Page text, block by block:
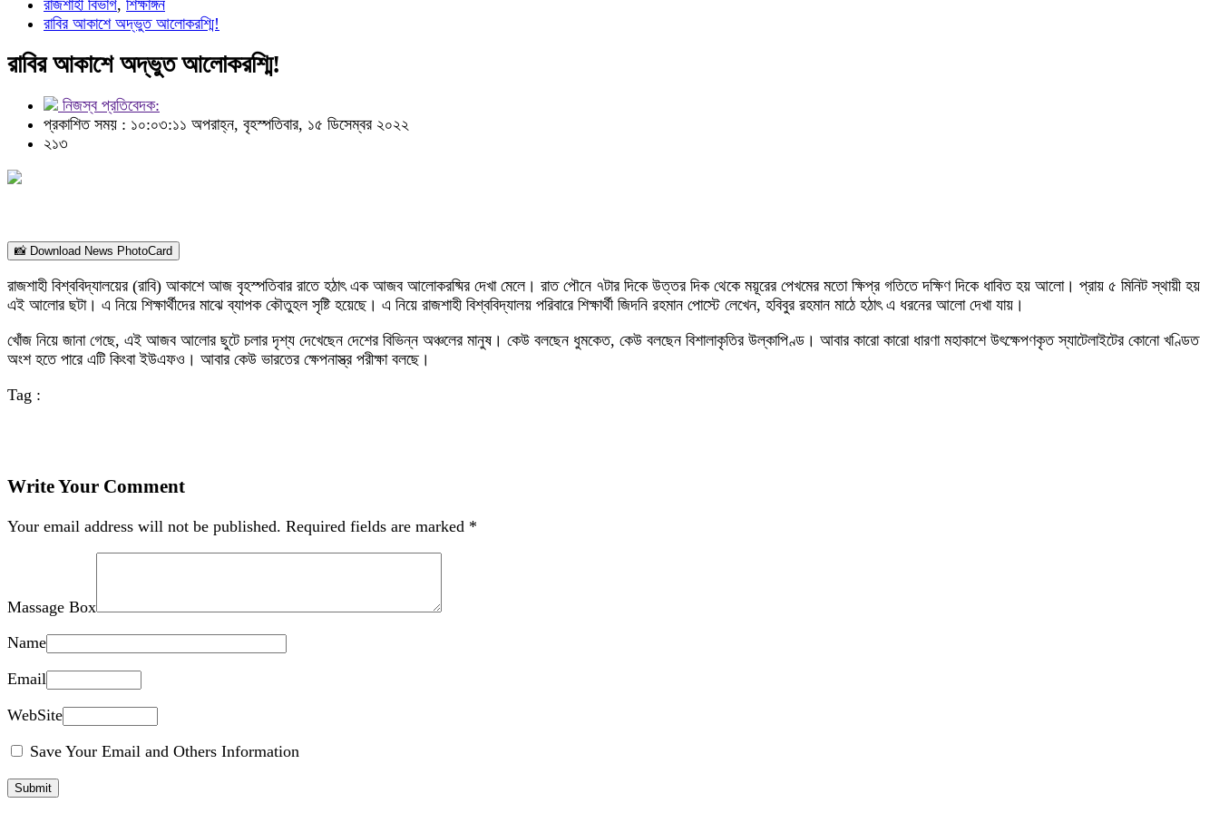
রাজশাহী বিভাগ, শিক্ষাঙ্গন
রাবির আকাশে অদ্ভুত আলোকরশ্মি!
রাবির আকাশে অদ্ভুত আলোকরশ্মি!
নিজস্ব প্রতিবেদক:
প্রকাশিত সময় : ১০:০৩:১১ অপরাহ্ন, বৃহস্পতিবার, ১৫ ডিসেম্বর ২০২২
২১৩
📸 Download News PhotoCard
রাজশাহী বিশ্ববিদ্যালয়ের (রাবি) আকাশে আজ বৃহস্পতিবার রাতে হঠাৎ এক আজব আলোকরষ্মির দেখা মেলে। রাত পৌনে ৭টার দিকে উত্তর দিক থেকে ময়ূরের পেখমের মতো ক্ষিপ্র গতিতে দক্ষিণ দিকে ধাবিত হয় আলো। প্রায় ৫ মিনিট স্থায়ী হয়
এই আলোর ছটা। এ নিয়ে শিক্ষার্থীদের মাঝে ব্যাপক কৌতুহল সৃষ্টি হয়েছে। এ নিয়ে রাজশাহী বিশ্ববিদ্যালয় পরিবারে শিক্ষার্থী জিদনি রহমান পোস্টে লেখেন, হবিবুর রহমান মাঠে হঠাৎ এ ধরনের আলো দেখা যায়।
খোঁজ নিয়ে জানা গেছে, এই আজব আলোর ছুটে চলার দৃশ্য দেখেছেন দেশের বিভিন্ন অঞ্চলের মানুষ। কেউ বলছেন ধুমকেত, কেউ বলছেন বিশালাকৃতির উল্কাপিণ্ড। আবার কারো কারো ধারণা মহাকাশে উৎক্ষেপণকৃত স্যাটেলাইটের কোনো খণ্ডিত
অংশ হতে পারে এটি কিংবা ইউএফও। আবার কেউ ভারতের ক্ষেপনাস্ত্র পরীক্ষা বলছে।
Tag :
Write Your Comment
Your email address will not be published. Required fields are marked *
Massage Box
Name
Email
WebSite
Save Your Email and Others Information